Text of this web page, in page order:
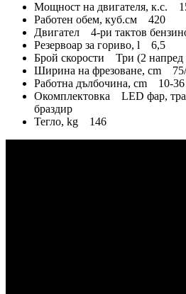
Мощност на двигателя, к.с.
Работен обем, куб.см 420
Двигател 4-ри тактов
Резервоар за гориво, l 6,5
Брой скорости Три (2 напред
Ширина на фрезоване, cm
Работна дълбочина, сm 10-36
Окомплектовка LED фар,
браздир
Тегло, kg 146